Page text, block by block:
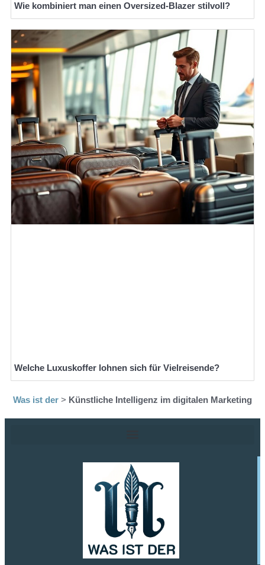
Wie kombiniert man einen Oversized-Blazer stilvoll?
Welche Luxuskoffer lohnen sich für Vielreisende?
Was ist der > Künstliche Intelligenz im digitalen Marketing